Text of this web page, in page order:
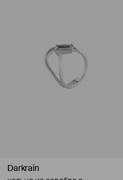
Darkrain